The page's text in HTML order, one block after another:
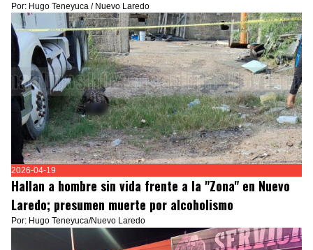
Por: Hugo Teneyuca / Nuevo Laredo
2026-04-19
Hallan a hombre sin vida frente a la "Zona" en Nuevo
Laredo; presumen muerte por alcoholismo
Por: Hugo Teneyuca/Nuevo Laredo